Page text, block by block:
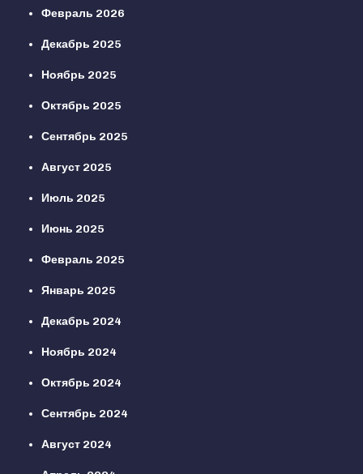
Февраль 2026
Декабрь 2025
Ноябрь 2025
Октябрь 2025
Сентябрь 2025
Август 2025
Июль 2025
Июнь 2025
Февраль 2025
Январь 2025
Декабрь 2024
Ноябрь 2024
Октябрь 2024
Сентябрь 2024
Август 2024